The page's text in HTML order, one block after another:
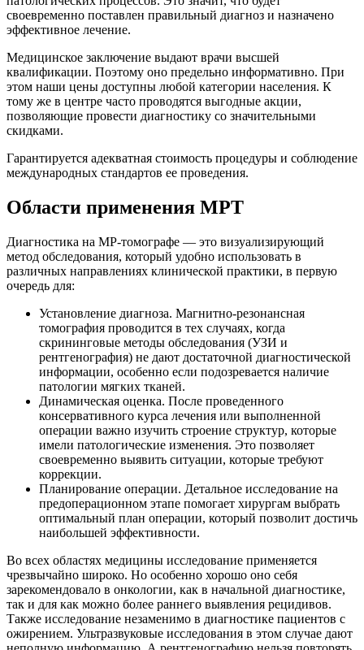
своевременно поставлен правильный диагноз и назначено
эффективное лечение.
Медицинское заключение выдают врачи высшей
квалификации. Поэтому оно предельно информативно. При
этом наши цены доступны любой категории населения. К
тому же в центре часто проводятся выгодные акции,
позволяющие провести диагностику со значительными
скидками.
Гарантируется адекватная стоимость процедуры и соблюдение
международных стандартов ее проведения.
Области применения МРТ
Диагностика на МР-томографе — это визуализирующий
метод обследования, который удобно использовать в
различных направлениях клинической практики, в первую
очередь для:
Установление диагноза. Магнитно-резонансная
томография проводится в тех случаях, когда
скрининговые методы обследования (УЗИ и
рентгенография) не дают достаточной диагностической
информации, особенно если подозревается наличие
патологии мягких тканей.
Динамическая оценка. После проведенного
консервативного курса лечения или выполненной
операции важно изучить строение структур, которые
имели патологические изменения. Это позволяет
своевременно выявить ситуации, которые требуют
коррекции.
Планирование операции. Детальное исследование на
предоперационном этапе помогает хирургам выбрать
оптимальный план операции, который позволит достичь
наибольшей эффективности.
Во всех областях медицины исследование применяется
чрезвычайно широко. Но особенно хорошо оно себя
зарекомендовало в онкологии, как в начальной диагностике,
так и для как можно более раннего выявления рецидивов.
Также исследование незаменимо в диагностике пациентов с
ожирением. Ультразвуковые исследования в этом случае дают